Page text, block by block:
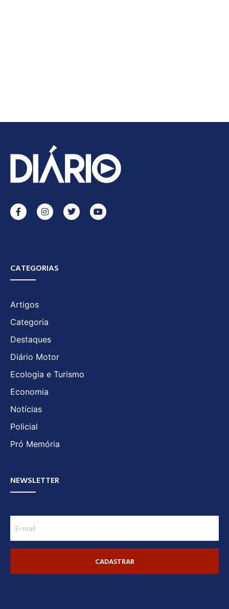
CATEGORIAS
Artigos
Categoria
Destaques
Diário Motor
Ecologia e Turismo
Economia
Notícias
Policial
Pró Memória
NEWSLETTER
CADASTRAR